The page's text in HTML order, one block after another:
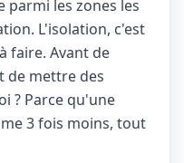
parmi les zones les
L'isolation, c'est
faire. Avant de
de mettre des
? Parce qu'une
3 fois moins, tout